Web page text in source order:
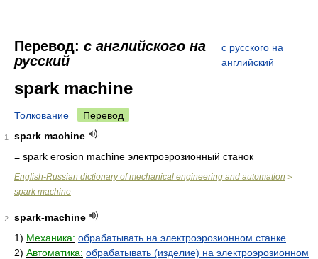
Перевод: с английского на
русский
с русского на
английский
spark machine
Толкование Перевод
1
spark machine
= spark erosion machine электроэрозионный станок
English-Russian dictionary of mechanical engineering and automation >
spark machine
2
spark-machine
1) Механика: обрабатывать на электроэрозионном станке
2) Автоматика: обрабатывать (изделие) на электроэрозионном